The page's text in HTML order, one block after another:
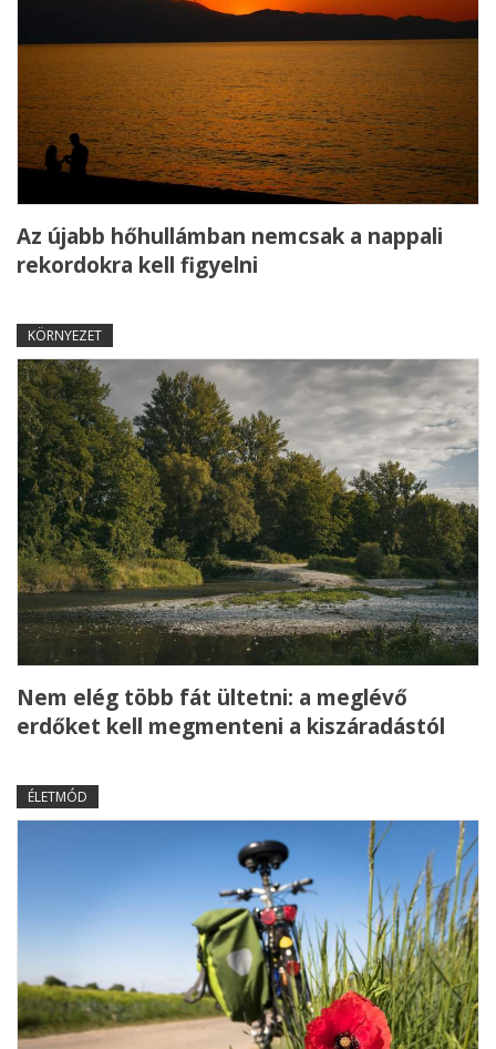
Az újabb hőhullámban nemcsak a nappali
rekordokra kell figyelni
KÖRNYEZET
Nem elég több fát ültetni: a meglévő
erdőket kell megmenteni a kiszáradástól
ÉLETMÓD